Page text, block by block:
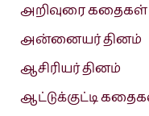
அறிவுரை கதைகள்
அன்னையர் தினம்
ஆசிரியர் தினம்
ஆட்டுக்குட்டி